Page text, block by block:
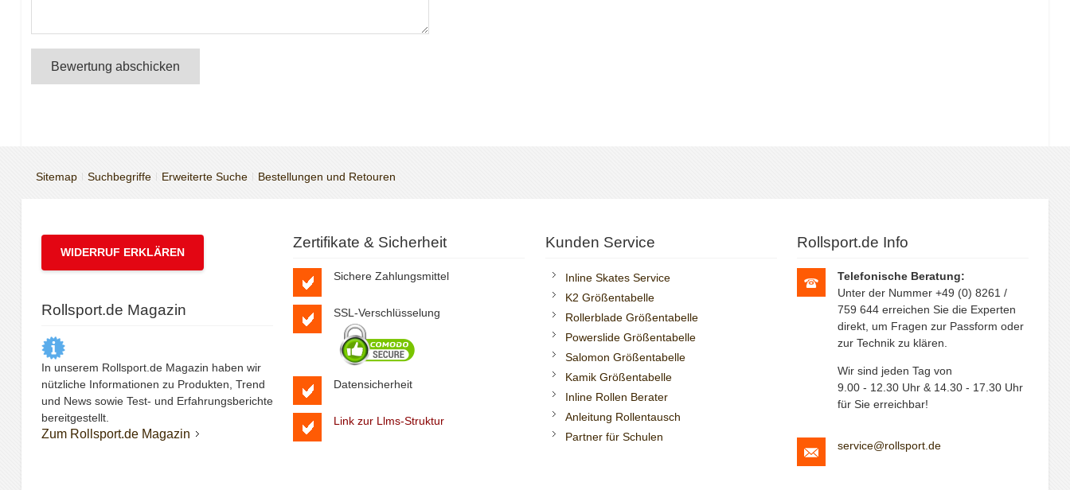
Bewertung abschicken
Sitemap Suchbegriffe Erweiterte Suche Bestellungen und Retouren
WIDERRUF ERKLÄREN
Rollsport.de Magazin
In unserem Rollsport.de Magazin haben wir
nützliche Informationen zu Produkten, Trend
und News sowie Test- und Erfahrungsberichte
bereitgestellt.
Zum Rollsport.de Magazin
Zertifikate & Sicherheit
Sichere Zahlungsmittel
SSL-Verschlüsselung
Datensicherheit
Link zur Llms-Struktur
Kunden Service
Inline Skates Service
K2 Größentabelle
Rollerblade Größentabelle
Powerslide Größentabelle
Salomon Größentabelle
Kamik Größentabelle
Inline Rollen Berater
Anleitung Rollentausch
Partner für Schulen
Rollsport.de Info
Telefonische Beratung:
Unter der Nummer +49 (0) 8261 /
759 644 erreichen Sie die Experten
direkt, um Fragen zur Passform oder
zur Technik zu klären.
Wir sind jeden Tag von
9.00 - 12.30 Uhr & 14.30 - 17.30 Uhr
für Sie erreichbar!
service@rollsport.de